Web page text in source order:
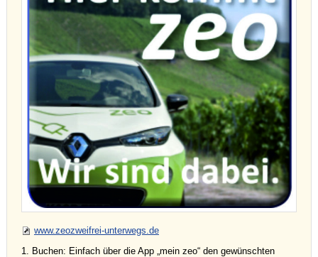
www.zeozweifrei-unterwegs.de
1. Buchen: Einfach über die App „mein zeo“ den gewünschten